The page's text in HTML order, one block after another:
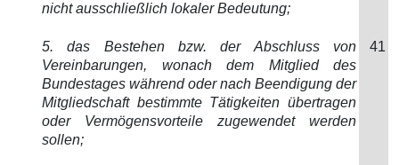
nicht ausschließlich lokaler Bedeutung;
5. das Bestehen bzw. der Abschluss von
Vereinbarungen, wonach dem Mitglied des
Bundestages während oder nach Beendigung der
Mitgliedschaft bestimmte Tätigkeiten übertragen
oder Vermögensvorteile zugewendet werden
sollen;
41